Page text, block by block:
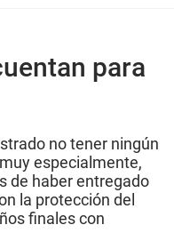
para
no tener ningún
especialmente,
de haber entregado
la protección del
finales con